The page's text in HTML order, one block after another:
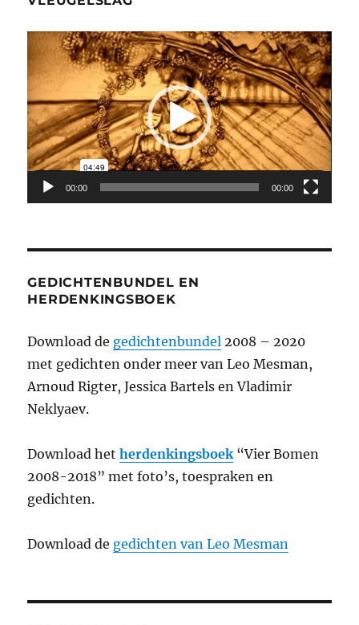
Videospeler
00:00 00:00
GEDICHTENBUNDEL EN
HERDENKINGSBOEK
Download de gedichtenbundel 2008 – 2020
met gedichten onder meer van Leo Mesman,
Arnoud Rigter, Jessica Bartels en Vladimir
Neklyaev.
Download hetherdenkingsboek “Vier Bomen
2008-2018” met foto’s, toespraken en
gedichten.
Download de gedichten van Leo Mesman